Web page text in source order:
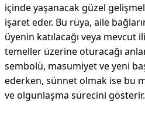
içinde yaşanacak güzel
işaret eder. Bu rüya, aile
üyenin katılacağı veya mevcut
temeller üzerine oturacağı
sembolü, masumiyet ve yeni
ederken, sünnet olmak ise bu
ve olgunlaşma sürecini gösterir.